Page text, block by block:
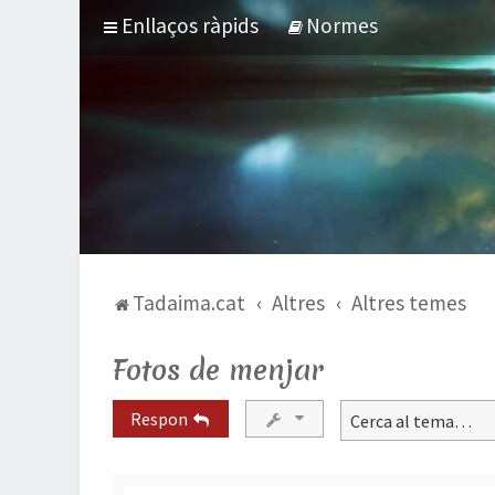
Enllaços ràpids Normes
Tadaima.cat Altres Altres temes
Fotos de menjar
Respon